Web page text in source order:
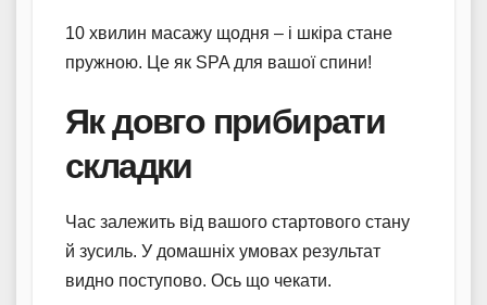
10 хвилин масажу щодня – і шкіра стане
пружною. Це як SPA для вашої спини!
Як довго прибирати
складки
Час залежить від вашого стартового стану
й зусиль. У домашніх умовах результат
видно поступово. Ось що чекати.